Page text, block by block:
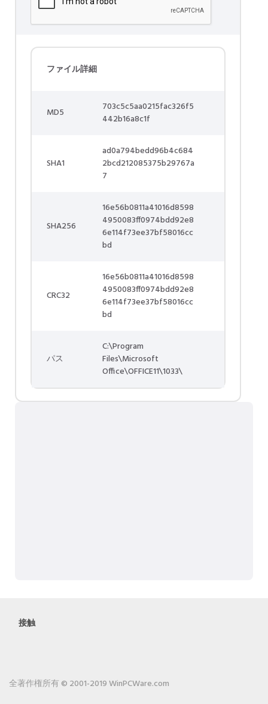
ファイル詳細
MD5
703c5c5aa0215fac326f5
442b16a8c1f
SHA1
ad0a794bedd96b4c684
2bcd212085375b29767a
7
SHA256
16e56b0811a41016d8598
4950083ff0974bdd92e8
6e114f73ee37bf58016cc
bd
CRC32
16e56b0811a41016d8598
4950083ff0974bdd92e8
6e114f73ee37bf58016cc
bd
パス
C:\Program
Files\Microsoft
Office\OFFICE11\1033\
接触
全著作権所有 © 2001-2019 WinPCWare.com